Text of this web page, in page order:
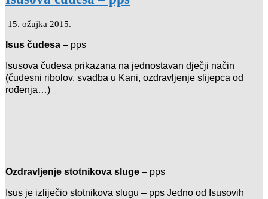
15. ožujka 2015.
Isus čudesa – pps
Isusova čudesa prikazana na jednostavan dječji način
(čudesni ribolov, svadba u Kani, ozdravljenje slijepca od
rođenja…)
Ozdravljenje stotnikova sluge – pps
Isus je izliječio stotnikova slugu – pps Jedno od Isusovih